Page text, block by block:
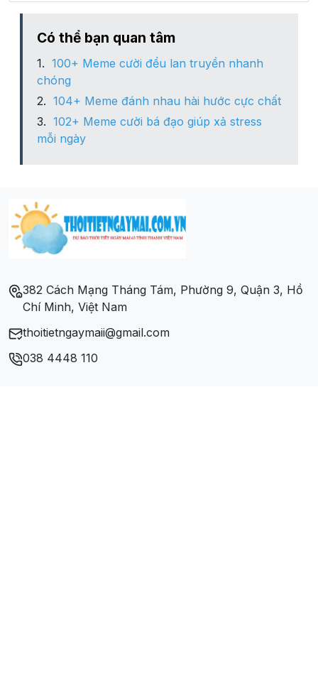
Xã Tân Lập
Xã Tân Thành
Xã Tân Tri
Xã Vạn Thủy
Xã Vũ Lễ
Xã Vũ Sơn
Có thể bạn quan tâm
100+ Meme cười đểu lan truyền nhanh
chóng
104+ Meme đánh nhau hài hước cực chất
102+ Meme cười bá đạo giúp xả stress
mỗi ngày
382 Cách Mạng Tháng Tám, Phường 9, Quận 3, Hồ
Chí Minh, Việt Nam
thoitietngaymaii@gmail.com
038 4448 110